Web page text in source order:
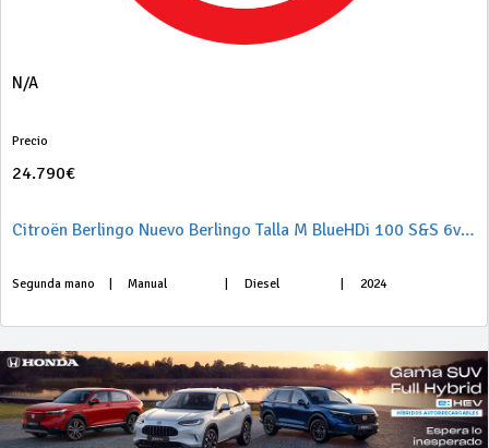
N/A
Precio
24.790€
Citroën Berlingo Nuevo Berlingo Talla M BlueHDi 100 S&S 6v PLUS
Segunda mano Manual Diesel 2024